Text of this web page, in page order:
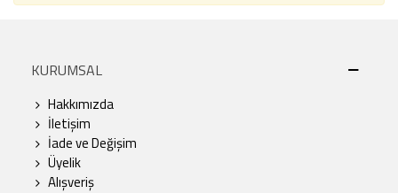
KURUMSAL
Hakkımızda
İletişim
İade ve Değişim
Üyelik
Alışveriş